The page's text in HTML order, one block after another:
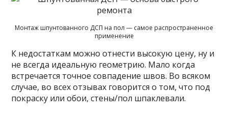
Монтаж шпунтованного ДСП на пол — самое распространенное
применение
К недостаткам можно отнести высокую цену, ну и
не всегда идеальную геометрию. Мало когда
встречается точное совпадение швов. Во всяком
случае, во всех отзывах говорится о том, что под
покраску или обои, стены/пол шпаклевали.